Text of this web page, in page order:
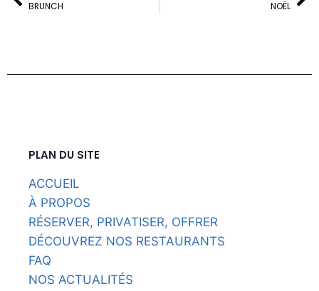
BRUNCH NOËL
PLAN DU SITE
ACCUEIL
À PROPOS
RÉSERVER, PRIVATISER, OFFRER
DÉCOUVREZ NOS RESTAURANTS
FAQ
NOS ACTUALITÉS